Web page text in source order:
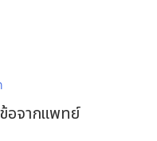
อจากแพทย์